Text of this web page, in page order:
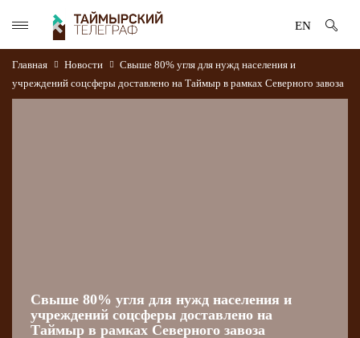
EN
Главная Новости
Свыше 80% угля для нужд населения и
учреждений соцсферы доставлено на Таймыр в рамках Северного завоза
Свыше 80% угля для нужд населения и
учреждений соцсферы доставлено на
Таймыр в рамках Северного завоза